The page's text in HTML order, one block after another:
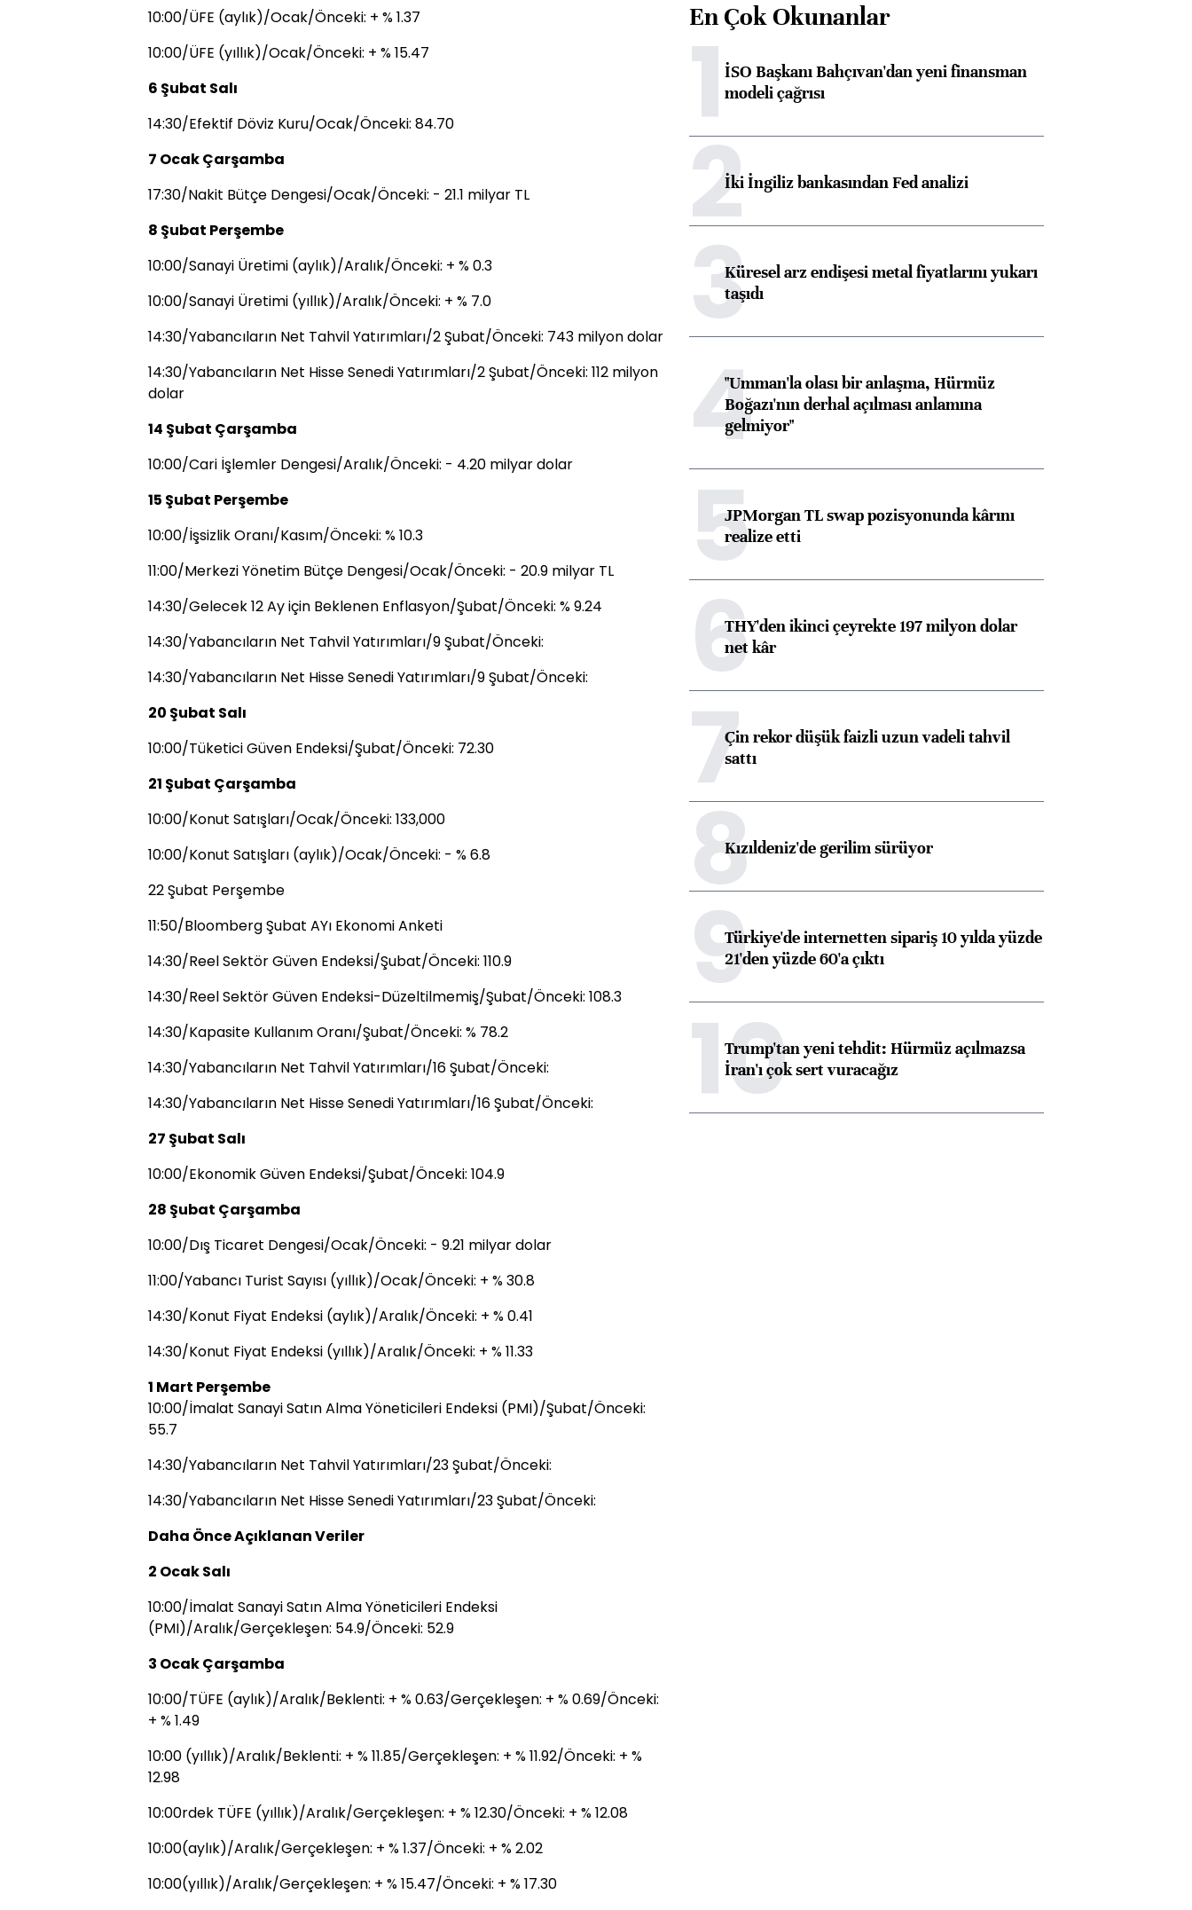
10:00/ÜFE (aylık)/Ocak/Önceki: + % 1.37
10:00/ÜFE (yıllık)/Ocak/Önceki: + % 15.47
6 Şubat Salı
14:30/Efektif Döviz Kuru/Ocak/Önceki: 84.70
7 Ocak Çarşamba
17:30/Nakit Bütçe Dengesi/Ocak/Önceki: - 21.1 milyar TL
8 Şubat Perşembe
10:00/Sanayi Üretimi (aylık)/Aralık/Önceki: + % 0.3
10:00/Sanayi Üretimi (yıllık)/Aralık/Önceki: + % 7.0
14:30/Yabancıların Net Tahvil Yatırımları/2 Şubat/Önceki: 743 milyon dolar
14:30/Yabancıların Net Hisse Senedi Yatırımları/2 Şubat/Önceki: 112 milyon
dolar
14 Şubat Çarşamba
10:00/Cari İşlemler Dengesi/Aralık/Önceki: - 4.20 milyar dolar
15 Şubat Perşembe
10:00/İşsizlik Oranı/Kasım/Önceki: % 10.3
11:00/Merkezi Yönetim Bütçe Dengesi/Ocak/Önceki: - 20.9 milyar TL
14:30/Gelecek 12 Ay için Beklenen Enflasyon/Şubat/Önceki: % 9.24
14:30/Yabancıların Net Tahvil Yatırımları/9 Şubat/Önceki:
14:30/Yabancıların Net Hisse Senedi Yatırımları/9 Şubat/Önceki:
20 Şubat Salı
10:00/Tüketici Güven Endeksi/Şubat/Önceki: 72.30
21 Şubat Çarşamba
10:00/Konut Satışları/Ocak/Önceki: 133,000
10:00/Konut Satışları (aylık)/Ocak/Önceki: - % 6.8
22 Şubat Perşembe
11:50/Bloomberg Şubat AYı Ekonomi Anketi
14:30/Reel Sektör Güven Endeksi/Şubat/Önceki: 110.9
14:30/Reel Sektör Güven Endeksi-Düzeltilmemiş/Şubat/Önceki: 108.3
14:30/Kapasite Kullanım Oranı/Şubat/Önceki: % 78.2
14:30/Yabancıların Net Tahvil Yatırımları/16 Şubat/Önceki:
14:30/Yabancıların Net Hisse Senedi Yatırımları/16 Şubat/Önceki:
27 Şubat Salı
10:00/Ekonomik Güven Endeksi/Şubat/Önceki: 104.9
28 Şubat Çarşamba
10:00/Dış Ticaret Dengesi/Ocak/Önceki: - 9.21 milyar dolar
11:00/Yabancı Turist Sayısı (yıllık)/Ocak/Önceki: + % 30.8
14:30/Konut Fiyat Endeksi (aylık)/Aralık/Önceki: + % 0.41
14:30/Konut Fiyat Endeksi (yıllık)/Aralık/Önceki: + % 11.33
1 Mart Perşembe
10:00/İmalat Sanayi Satın Alma Yöneticileri Endeksi (PMI)/Şubat/Önceki:
55.7
14:30/Yabancıların Net Tahvil Yatırımları/23 Şubat/Önceki:
14:30/Yabancıların Net Hisse Senedi Yatırımları/23 Şubat/Önceki:
Daha Önce Açıklanan Veriler
2 Ocak Salı
10:00/İmalat Sanayi Satın Alma Yöneticileri Endeksi
(PMI)/Aralık/Gerçekleşen: 54.9/Önceki: 52.9
3 Ocak Çarşamba
10:00/TÜFE (aylık)/Aralık/Beklenti: + % 0.63/Gerçekleşen: + % 0.69/Önceki:
+ % 1.49
10:00 (yıllık)/Aralık/Beklenti: + % 11.85/Gerçekleşen: + % 11.92/Önceki: + %
12.98
10:00rdek TÜFE (yıllık)/Aralık/Gerçekleşen: + % 12.30/Önceki: + % 12.08
10:00(aylık)/Aralık/Gerçekleşen: + % 1.37/Önceki: + % 2.02
10:00(yıllık)/Aralık/Gerçekleşen: + % 15.47/Önceki: + % 17.30
En Çok Okunanlar
1İSO Başkanı Bahçıvan'dan yeni finansman
modeli çağrısı
2İki İngiliz bankasından Fed analizi
3Küresel arz endişesi metal fiyatlarını yukarı
taşıdı
4"Umman'la olası bir anlaşma, Hürmüz
Boğazı'nın derhal açılması anlamına
gelmiyor"
5JPMorgan TL swap pozisyonunda kârını
realize etti
6THY'den ikinci çeyrekte 197 milyon dolar
net kâr
7Çin rekor düşük faizli uzun vadeli tahvil
sattı
8Kızıldeniz'de gerilim sürüyor
9Türkiye'de internetten sipariş 10 yılda yüzde
21'den yüzde 60'a çıktı
10
Trump'tan yeni tehdit: Hürmüz açılmazsa
İran'ı çok sert vuracağız